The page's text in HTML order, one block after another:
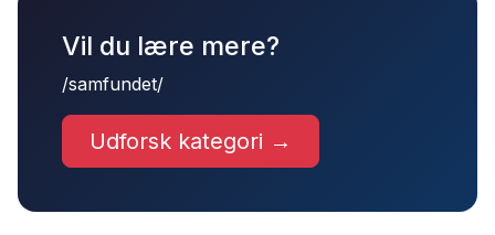
Vil du lære mere?
/samfundet/
Udforsk kategori →